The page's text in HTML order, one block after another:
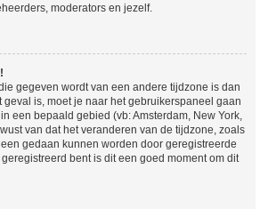
moderators en jezelf.
gegeven wordt van een andere tijdzone is dan
geval is, moet je naar het gebruikerspaneel gaan
een bepaald gebied (vb: Amsterdam, New York,
van dat het veranderen van de tijdzone, zoals
gedaan kunnen worden door geregistreerde
bent is dit een goed moment om dit